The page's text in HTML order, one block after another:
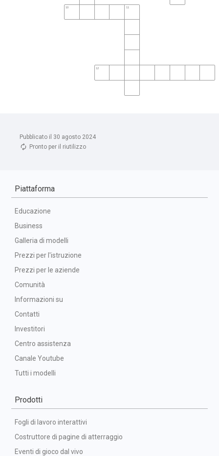
Pubblicato il 30 agosto 2024
Pronto per il riutilizzo
Piattaforma
Educazione
Business
Galleria di modelli
Prezzi per l'istruzione
Prezzi per le aziende
Comunità
Informazioni su
Contatti
Investitori
Centro assistenza
Canale Youtube
Tutti i modelli
Prodotti
Fogli di lavoro interattivi
Costruttore di pagine di atterraggio
Eventi di gioco dal vivo